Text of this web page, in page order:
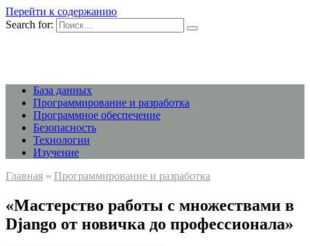
Перейти к содержанию
Search for:
База данных
Программирование и разработка
Программное обеспечение
Безопасность
Технологии
Изучение
Главная » Программирование и разработка
«Мастерство работы с множествами в
Django от новичка до профессионала»